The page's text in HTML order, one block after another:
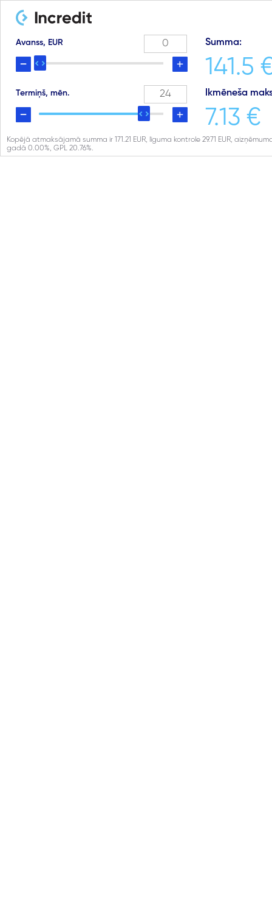
Avanss, EUR
Termiņš, mēn.
Summa:
141.5
Ikmēneša
7.13 €
Kopējā atmaksājamā summa ir 171.21 EUR, līguma kontrole 29.71 EUR,
gadā 0.00%, GPL 20.76%.